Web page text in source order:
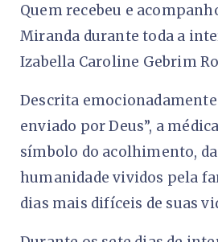
Quem recebeu e
Miranda durante toda a
Izabella Caroline Gebrim
Descrita
enviado por Deus”, a
símbolo do acolhimento,
humanidade vividos pela
dias mais difíceis de suas